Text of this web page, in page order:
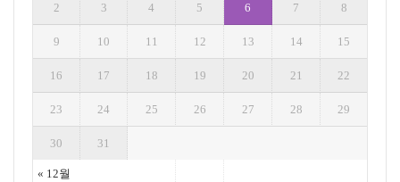
« 12월
2 3 4 5 6 7 8
9 10 11 12 13 14 15
16 17 18 19 20 21 22
23 24 25 26 27 28 29
30 31